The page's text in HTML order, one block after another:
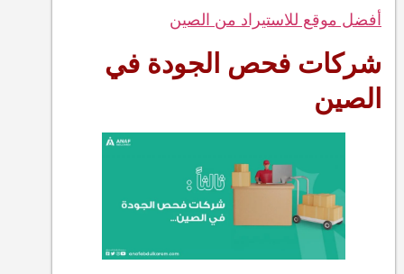
أفضل موقع للاستيراد من الصين
شركات فحص الجودة في
الصين